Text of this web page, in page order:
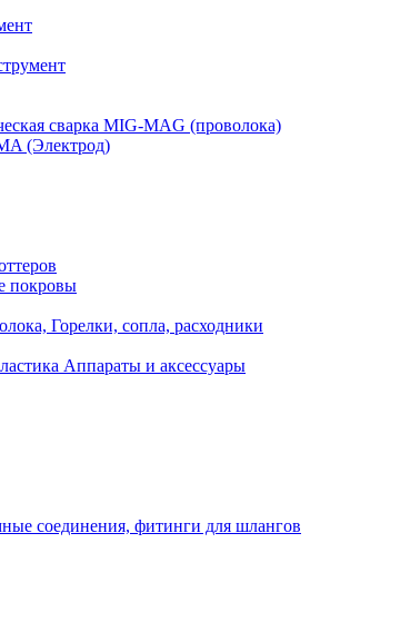
сварка MIG-MAG (проволока)
(Электрод)
покровы
Горелки, сопла, расходники
Аппараты и аксессуары
соединения, фитинги для шлангов